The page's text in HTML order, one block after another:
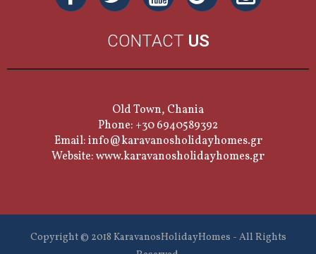
CONTACT US
Old Town, Chania
Phone: +30 6940589392
Email:info@karavanosholidayhomes.gr
Website:www.karavanosholidayhomes.gr
Copyright © 2018 KaravanosHolidayHomes - All Rights